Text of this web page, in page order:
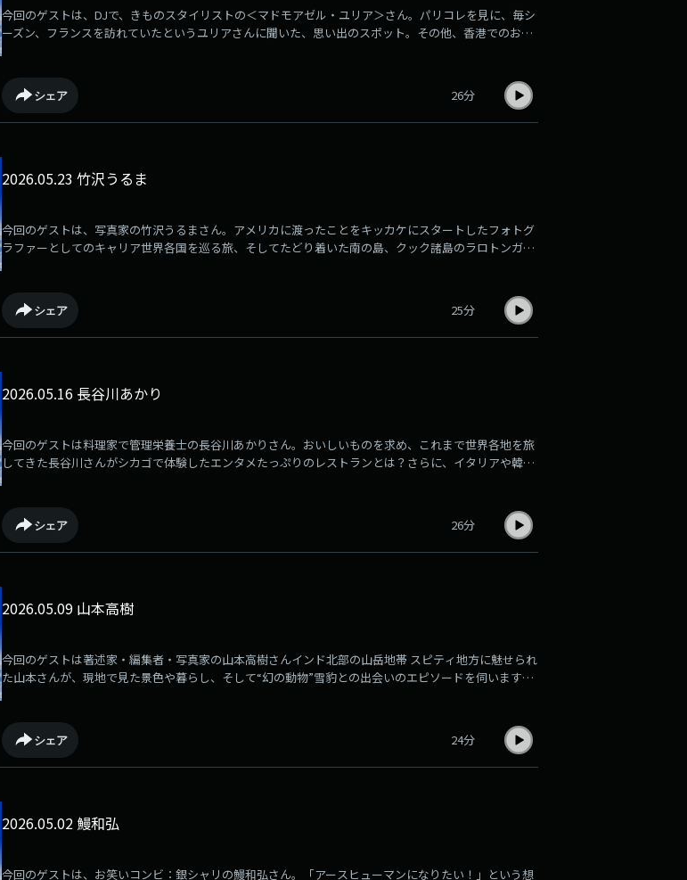
今回のゲストは、DJで、きものスタイリストの＜マドモアゼル・ユリア＞さん。パリコレを見に、毎シ
ーズン、フランスを訪れていたというユリアさんに聞いた、思い出のスポット。その他、香港でのお気
に入り。さらに、着物を着てのDJ活動などについても、伺いました。
シェア 26分
2026.05.23 竹沢うるま
今回のゲストは、写真家の竹沢うるまさん。アメリカに渡ったことをキッカケにスタートしたフォトグ
ラファーとしてのキャリア世界各国を巡る旅、そしてたどり着いた南の島、クック諸島のラロトンガ島
での暮らしを伺いました。
シェア 25分
2026.05.16 長谷川あかり
今回のゲストは料理家で管理栄養士の長谷川あかりさん。おいしいものを求め、これまで世界各地を旅
してきた長谷川さんがシカゴで体験したエンタメたっぷりのレストランとは？さらに、イタリアや韓国
で出会った、ローカルフードの魅力についても伺いました。
シェア 26分
2026.05.09 山本高樹
今回のゲストは著述家・編集者・写真家の山本高樹さんインド北部の山岳地帯 スピティ地方に魅せられ
た山本さんが、現地で見た景色や暮らし、そして“幻の動物”雪豹との出会いのエピソードを伺います。
さらにアラスカでの雄大な自然体験とは！？
シェア 24分
2026.05.02 鰻和弘
今回のゲストは、お笑いコンビ：銀シャリの鰻和弘さん。「アースヒューマンになりたい！」という想